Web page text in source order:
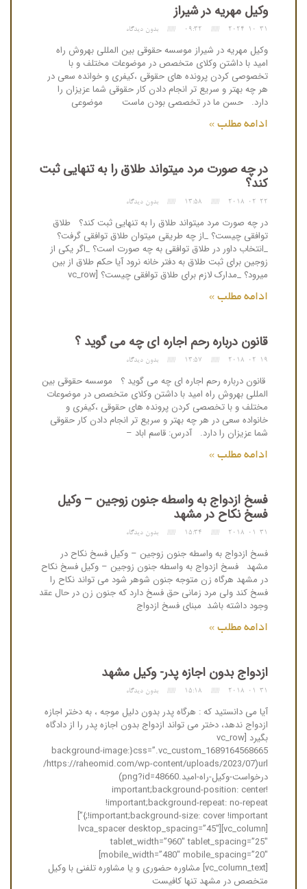
وکیل مهریه در شیراز
2024-10-31 بدون دیدگاه
وکیل مهریه در شیراز موسسه حقوقی بین المللی بهروش راه
امید با داشتن وکلای متخصص در موضوعات مختلف و با
تخصوصی کردن پرونده های حقوقی ،کیفری و خوانده سعی در
هر چه بهتر و سریع تر انجام دادن کار حقوقی شما عزیزان را
دارد. حسن ما در تخصصی بودن ماست موضوعی
ادامه مطلب »
در چه صورت مرد میتواند طلاق را به تنهایی ثبت
کند؟
2018-02-22 بدون دیدگاه
در چه صورت مرد میتواند طلاق را به تنهایی ثبت کند؟ طلاق
توافقی چیست؟ _از چه طریقی میتوان طلاق توافقی گرفت؟
_انتخاب داور در طلاق توافقی به چه صورت است؟ _اگر یکی از
زوجین برای ثبت طلاق به دفتر خانه نرود آیا حکم طلاق از بین
میرود؟ _مدارک لازم برای طلاق توافقی چیست؟ [vc_row
ادامه مطلب »
قانون درباره رحم اجاره ای چه می گوید ؟
2018-02-19 بدون دیدگاه
قانون درباره رحم اجاره ای چه می گوید ؟ موسسه حقوقی بین
المللی بهروش راه امید با داشتن وکلای متخصص در موضوعات
مختلف و با تخصصی کردن پرونده های حقوقی ،کیفری و
خانواده سعی در هر چه بهتر و سریع تر انجام دادن کار حقوقی
شما عزیزان را دارد. آدرس: قاسم اباد –
ادامه مطلب »
فسخ ازدواج به واسطه جنون زوجین – وکیل
فسخ نکاح در مشهد
2018-01-31 بدون دیدگاه
فسخ ازدواج به واسطه جنون زوجین – وکیل فسخ نکاح در
مشهد فسخ ازدواج به واسطه جنون زوجین – وکیل فسخ نکاح
در مشهد هرگاه زن متوجه جنون شوهر شود می تواند نکاح را
فسخ کند ولی مرد زمانی حق فسخ دارد که جنون زن در حال عقد
وجود داشته باشد مبنای فسخ ازدواج
ادامه مطلب »
ازدواج بدون اجازه پدر- وکیل مشهد
2018-01-31 بدون دیدگاه
آیا می دانستید که : هرگاه پدر بدون دلیل موجه ، به دختر اجازه
ازدواج ندهد، دختر می تواند ازدواج بدون اجازه پدر را از دادگاه
بگیرد [vc_row
css=”.vc_custom_1689164568665{background-image:
url(https://raheomid.com/wp-content/uploads/2023/07/
درخواست-وکیل-راه-امید.png?id=48660)
!important;background-position: center
!important;background-repeat: no-repeat
!important;background-size: cover !important;}”]
[vc_column][lvca_spacer desktop_spacing=”45″
tablet_width=”960″ tablet_spacing=”25″
mobile_width=”480″ mobile_spacing=”20″]
[vc_column_text] مشاوره حضوری و یا مشاوره تلفنی با وکیل
متخصص در مشهد تنها کافیست